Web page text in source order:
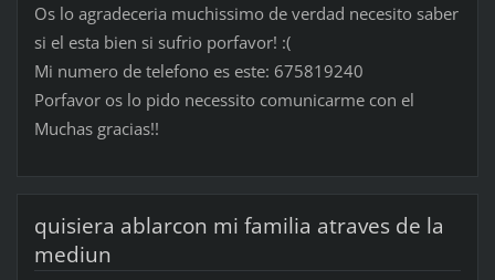
Os lo agradeceria muchissimo de verdad necesito saber
si el esta bien si sufrio porfavor! :(
Mi numero de telefono es este: 675819240
Porfavor os lo pido necessito comunicarme con el
Muchas gracias!!
quisiera ablarcon mi familia atraves de la
mediun